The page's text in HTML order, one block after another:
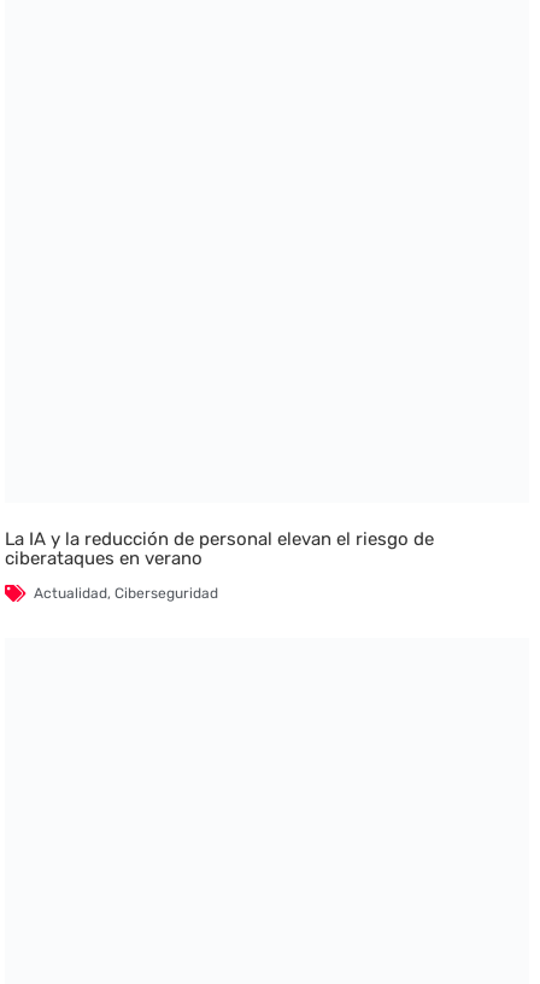
La IA y la reducción de personal elevan el riesgo de
ciberataques en verano
Actualidad,Ciberseguridad